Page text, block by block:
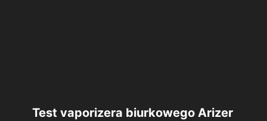
Test vaporizera biurkowego Arizer